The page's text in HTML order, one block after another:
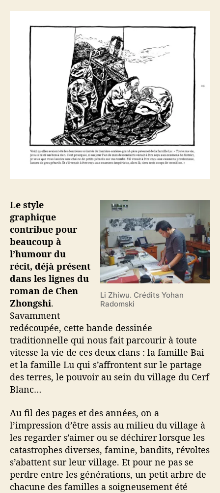
Li Zhiwu. Crédits Yohan
Radomski
Le style
graphique
contribue pour
beaucoup à
l’humour du
récit, déjà présent
dans les lignes du
roman de Chen
Zhongshi.
Savamment
redécoupée, cette bande dessinée
traditionnelle qui nous fait parcourir à toute
vitesse la vie de ces deux clans : la famille Bai
et la famille Lu qui s’affrontent sur le partage
des terres, le pouvoir au sein du village du Cerf
Blanc…
Au fil des pages et des années, on a
l’impression d’être assis au milieu du village à
les regarder s’aimer ou se déchirer lorsque les
catastrophes diverses, famine, bandits, révoltes
s’abattent sur leur village. Et pour ne pas se
perdre entre les générations, un petit arbre de
chacune des familles a soigneusement été